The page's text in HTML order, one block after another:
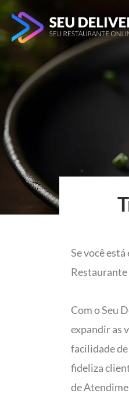
para
Se você
Com o Seu
expandir as
facilidade
fideliza
de